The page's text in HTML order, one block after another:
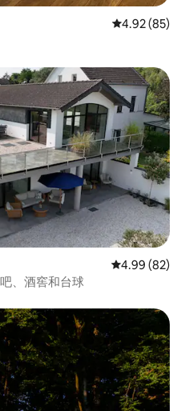
平均评分
4.92 (85)
平均评分 4.99
4.99 (82)
、酒窖和台球